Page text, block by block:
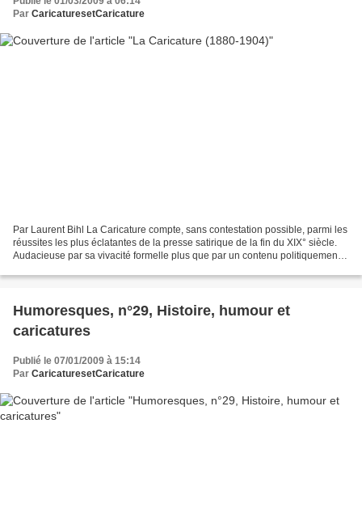
Par CaricaturesetCaricature
Par Laurent Bihl La Caricature compte, sans contestation possible, parmi les
réussites les plus éclatantes de la presse satirique de la fin du XIX° siècle.
Audacieuse par sa vivacité formelle plus que par un contenu politiquement
Humoresques, n°29, Histoire, humour et
caricatures
Publié le 07/01/2009 à 15:14
Par CaricaturesetCaricature